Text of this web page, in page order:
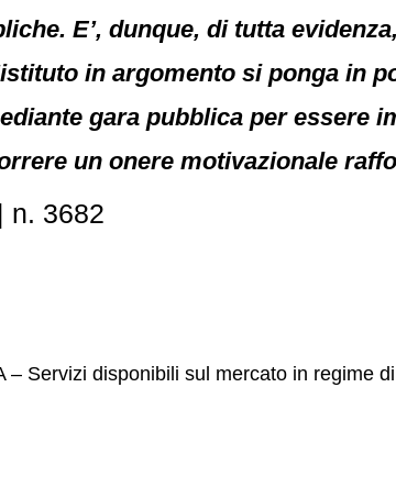
E’, dunque, di tutta
in argomento si ponga in
gara pubblica per essere
un onere motivazionale
n. 3682
– Servizi disponibili sul mercato in regime